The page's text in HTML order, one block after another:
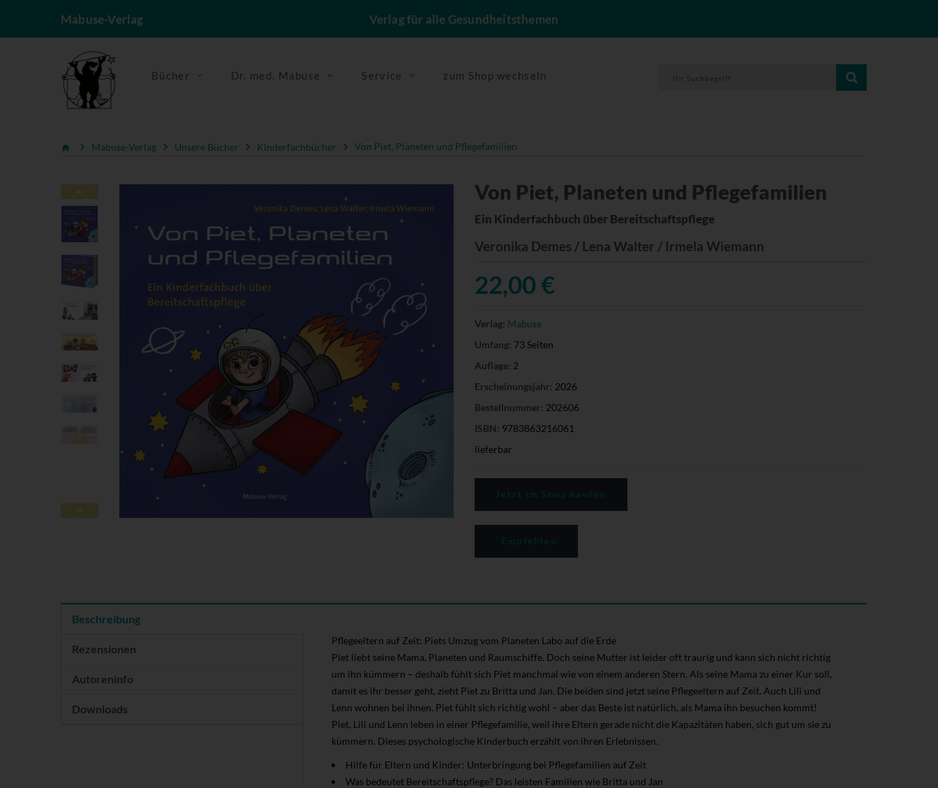
Mabuse-Verlag Verlag für alle Gesundheitsthemen
Bücher Dr. med. Mabuse Service zum Shop wechseln
Mabuse-Verlag Unsere Bücher Kinderfachbücher Von Piet, Planeten und Pflegefamilien
Von Piet, Planeten und Pflegefamilien
Ein Kinderfachbuch über Bereitschaftspflege
Veronika Demes / Lena Walter / Irmela Wiemann
22,00 €
Verlag: Mabuse
Umfang: 73 Seiten
Auflage: 2
Erscheinungsjahr: 2026
Bestellnummer: 202606
ISBN: 9783863216061
lieferbar
Beschreibung
Rezensionen
Autoreninfo
Downloads
Pflegeeltern auf Zeit: Piets Umzug vom Planeten Labo auf die Erde
Piet liebt seine Mama, Planeten und Raumschiffe. Doch seine Mutter ist leider oft traurig und kann sich nicht richtig
um ihn kümmern – deshalb fühlt sich Piet manchmal wie von einem anderen Stern. Als seine Mama zu einer Kur soll,
damit es ihr besser geht, zieht Piet zu Britta und Jan. Die beiden sind jetzt seine Pflegeeltern auf Zeit. Auch Lili und
Lenn wohnen bei ihnen. Piet fühlt sich richtig wohl – aber das Beste ist natürlich, als Mama ihn besuchen kommt!
Piet, Lili und Lenn leben in einer Pflegefamilie, weil ihre Eltern gerade nicht die Kapazitäten haben, sich gut um sie zu
kümmern. Dieses psychologische Kinderbuch erzählt von ihren Erlebnissen.
Hilfe für Eltern und Kinder: Unterbringung bei Pflegefamilien auf Zeit
Was bedeutet Bereitschaftspflege? Das leisten Familien wie Britta und Jan